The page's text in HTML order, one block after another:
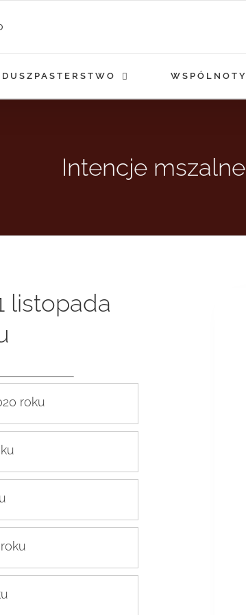
DUSZPASTERSTWO WSPÓLNOTY
Intencje mszalne
listopada
roku